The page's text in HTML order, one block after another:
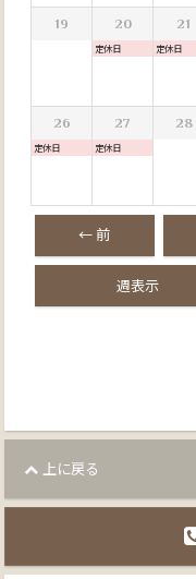
19 20
定休日
21
定休日
26
定休日
27
定休日
28
← 前
週表示
上に戻る